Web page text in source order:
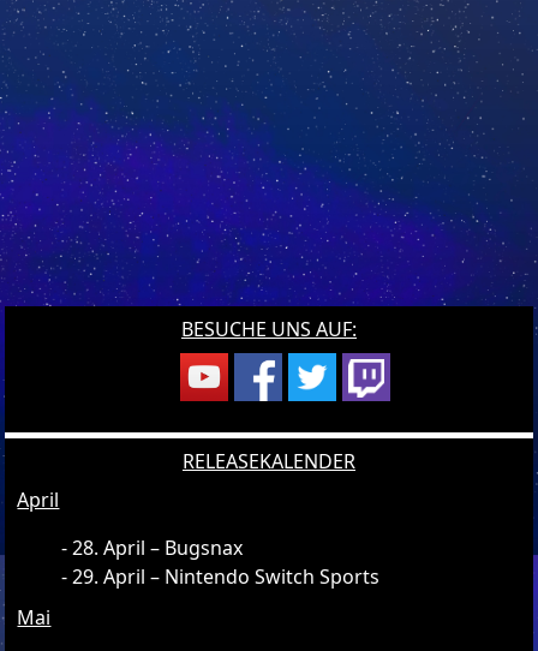
BESUCHE UNS AUF:
RELEASEKALENDER
April
28. April – Bugsnax
29. April – Nintendo Switch Sports
Mai